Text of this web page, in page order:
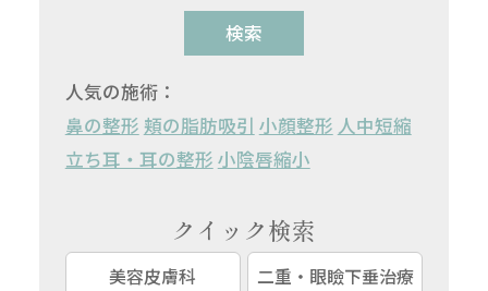
検索
人気の施術：
鼻の整形 頬の脂肪吸引 小顔整形 人中短縮
立ち耳・耳の整形 小陰唇縮小
クイック検索
美容皮膚科 二重・眼瞼下垂治療